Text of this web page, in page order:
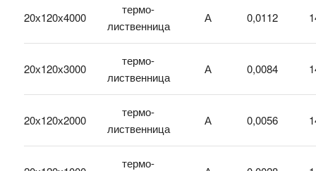
20х120х4000
термо-
лиственница
А 0,0112
20х120х3000
термо-
лиственница
А 0,0084
20х120х2000
термо-
лиственница
А 0,0056
термо-